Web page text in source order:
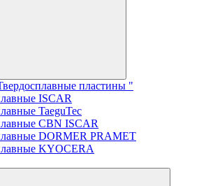
пластины "
ISCAR
TaeguTec
CBN ISCAR
DORMER PRAMET
KYOCERA